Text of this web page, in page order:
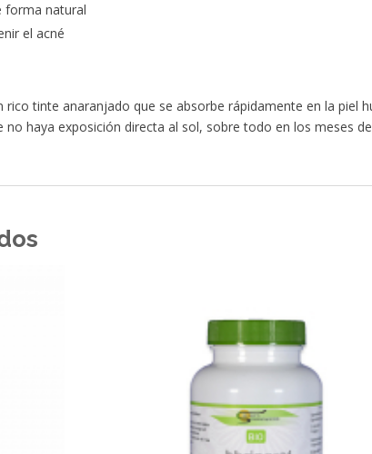
forma natural
el acné
tinte anaranjado que se absorbe rápidamente en la piel
no haya exposición directa al sol, sobre todo en los meses